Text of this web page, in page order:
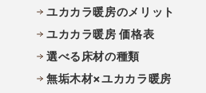
ユカカラ暖房のメリット
ユカカラ暖房 価格表
選べる床材の種類
無垢木材×ユカカラ暖房